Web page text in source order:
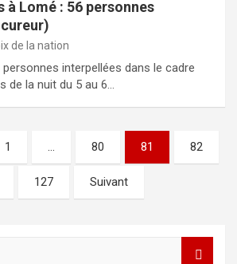
Lomé : 56 personnes
de la nation
interpellées dans le cadre
de la nuit du 5 au 6…
1 … 80 81 82
127 Suivant